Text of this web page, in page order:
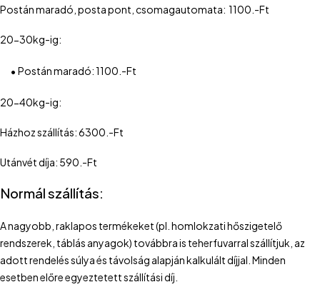
Postán maradó, posta pont, csomagautomata: 1100.-Ft
20-30kg-ig:
• Postán maradó: 1100.-Ft
20-40kg-ig:
Házhoz szállítás: 6300.-Ft
Utánvét díja: 590.-Ft
Normál szállítás:
A nagyobb, raklapos termékeket (pl. homlokzati hőszigetelő
rendszerek, táblás anyagok) továbbra is teherfuvarral szállítjuk, az
adott rendelés súlya és távolság alapján kalkulált díjjal. Minden
esetben előre egyeztetett szállítási díj.